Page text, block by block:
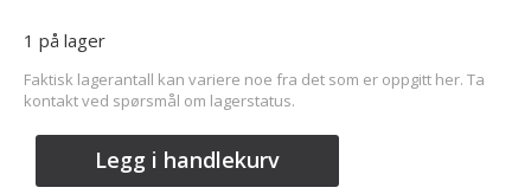
1 på lager
Faktisk lagerantall kan variere noe fra det som er oppgitt her. Ta
kontakt ved spørsmål om lagerstatus.
Legg i handlekurv